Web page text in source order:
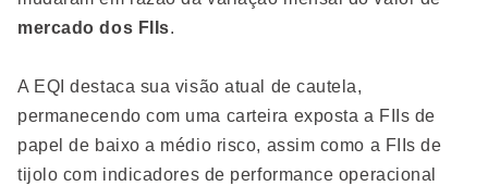
mercado dos FIIs.
A EQI destaca sua visão atual de cautela,
permanecendo com uma carteira exposta a FIIs de
papel de baixo a médio risco, assim como a FIIs de
tijolo com indicadores de performance operacional